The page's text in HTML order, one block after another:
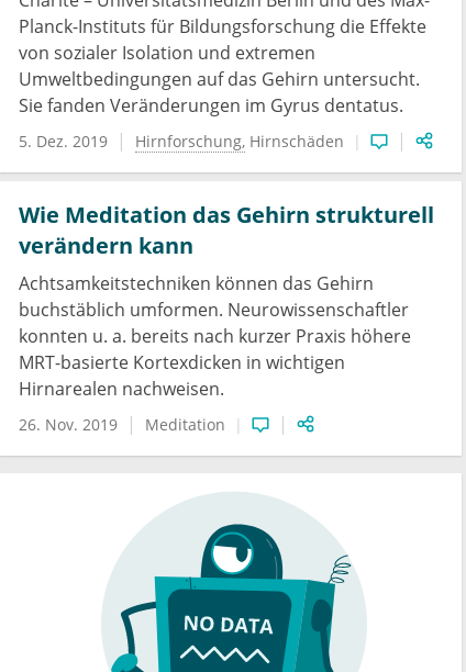
Planck-Instituts für Bildungsforschung die Effekte
von sozialer Isolation und extremen
Umweltbedingungen auf das Gehirn untersucht.
Sie fanden Veränderungen im Gyrus dentatus.
5. Dez. 2019 Hirnforschung Hirnschäden
Wie Meditation das Gehirn strukturell
verändern kann
Achtsamkeitstechniken können das Gehirn
buchstäblich umformen. Neurowissenschaftler
konnten u. a. bereits nach kurzer Praxis höhere
MRT-basierte Kortexdicken in wichtigen
Hirnarealen nachweisen.
26. Nov. 2019 Meditation